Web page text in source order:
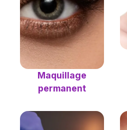
Maquillage
permanent